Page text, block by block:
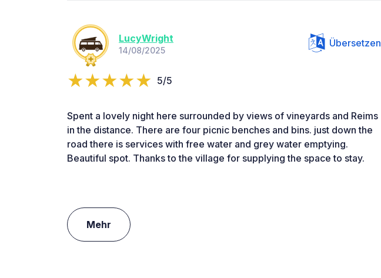
LucyWright
14/08/2025
Übersetzen
5/5
Spent a lovely night here surrounded by views of vineyards and Reims
in the distance. There are four picnic benches and bins. just down the
road there is services with free water and grey water emptying.
Beautiful spot. Thanks to the village for supplying the space to stay.
Mehr